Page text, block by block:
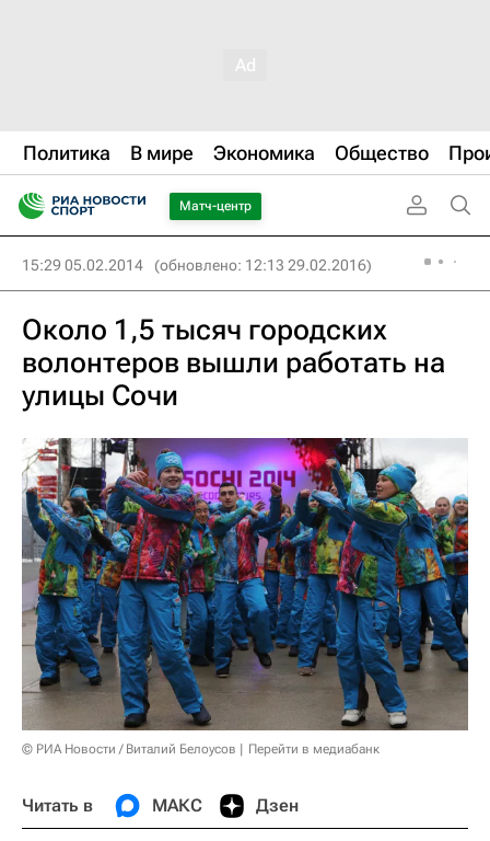
Политика В мире Экономика Общество
Матч-центр
15:29 05.02.2014 (обновлено: 12:13 29.02.2016)
Около 1,5 тысяч городских
волонтеров вышли работать на
улицы Сочи
© РИА Новости / Виталий Белоусов Перейти в медиабанк
Читать в МАКС Дзен